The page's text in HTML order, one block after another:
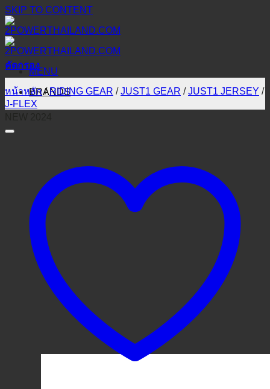
SKIP TO CONTENT
MENU
BRANDS
คัดกรอง
หน้าหลัก / RIDING GEAR / JUST1 GEAR / JUST1 JERSEY /
J-FLEX